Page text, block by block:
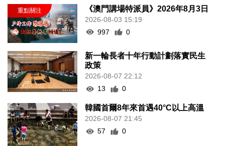
《澳門講場特派員》2026年8月3日
2026-08-03 15:19
997
0
新一輪長者十年行動計劃落實民生
政策
2026-08-07 22:12
13
0
韓國首爾8年來首遇40°C以上高溫
2026-08-07 21:45
57
0